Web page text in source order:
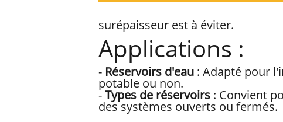
surépaisseur est à éviter.
Applications :
- Réservoirs d'eau : Adapté pour
potable ou non.
-Types de réservoirs : Convient
des systèmes ouverts ou fermés.